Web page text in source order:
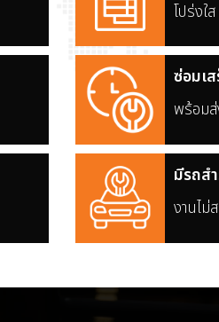
โปร่งใ
ซ่อมเ
พร้อม
มีรถส
งานไม่